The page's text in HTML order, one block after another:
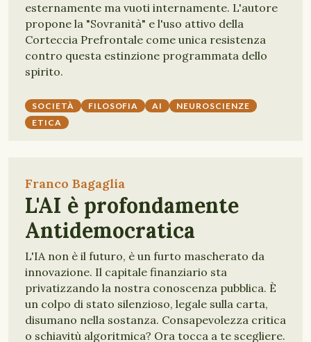
esternamente ma vuoti internamente. L'autore
propone la "Sovranità" e l'uso attivo della
Corteccia Prefrontale come unica resistenza
contro questa estinzione programmata dello
spirito.
SOCIETÀ FILOSOFIA AI
NEUROSCIENZE
ETICA
Franco Bagaglia
L'AI è profondamente
Antidemocratica
L'IA non è il futuro, è un furto mascherato da
innovazione. Il capitale finanziario sta
privatizzando la nostra conoscenza pubblica. È
un colpo di stato silenzioso, legale sulla carta,
disumano nella sostanza. Consapevolezza critica
o schiavitù algoritmica? Ora tocca a te scegliere.